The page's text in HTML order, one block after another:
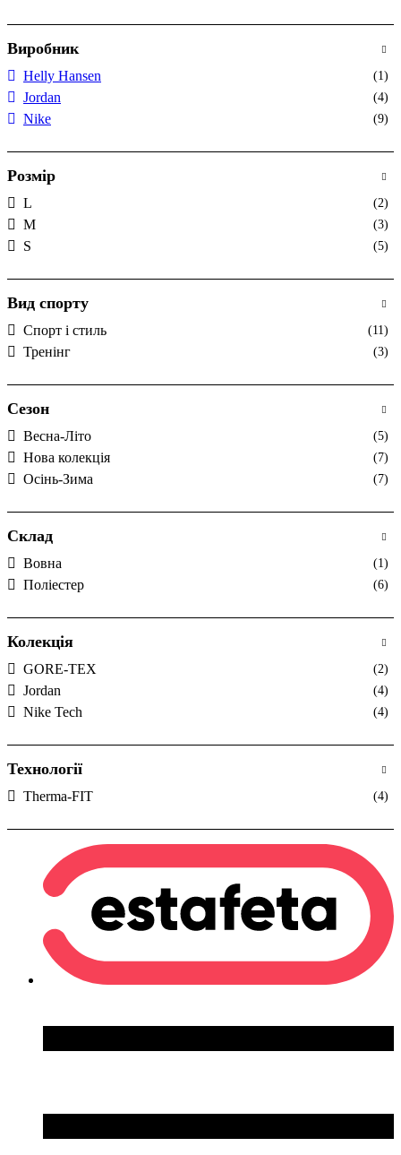
Виробник
Helly Hansen (1)
Jordan (4)
Nike (9)
Розмір
L (2)
M (3)
S (5)
Вид спорту
Спорт і стиль (11)
Тренінг (3)
Сезон
Весна-Літо (5)
Нова колекція (7)
Осінь-Зима (7)
Склад
Вовна (1)
Поліестер (6)
Колекція
GORE-TEX (2)
Jordan (4)
Nike Tech (4)
Технології
Therma-FIT (4)